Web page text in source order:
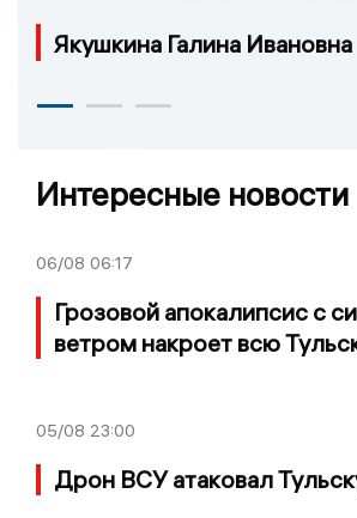
Якушкина Галина Ивановна
Интересные новости
06/08 06:17
Грозовой апокалипсис с
ветром накроет всю
05/08 23:00
Дрон ВСУ атаковал